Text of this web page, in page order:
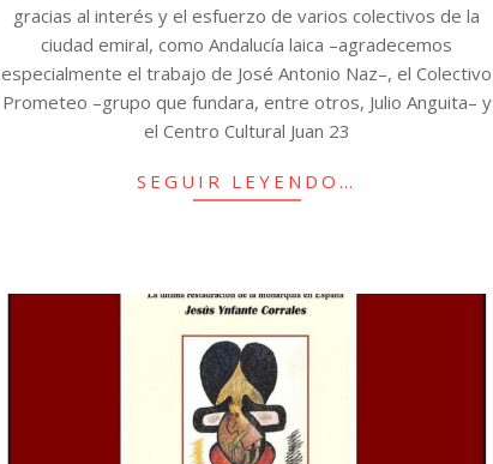
gracias al interés y el esfuerzo de varios colectivos de la
ciudad emiral, como Andalucía laica –agradecemos
especialmente el trabajo de José Antonio Naz–, el Colectivo
Prometeo –grupo que fundara, entre otros, Julio Anguita– y
el Centro Cultural Juan 23
SEGUIR LEYENDO…